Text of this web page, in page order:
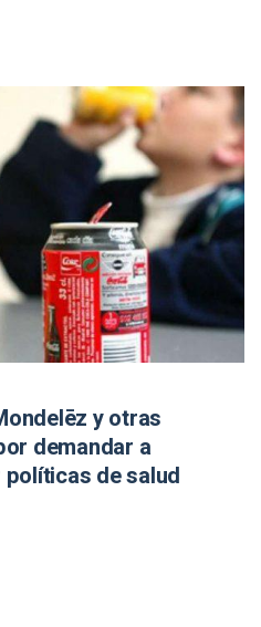
y otras
demandar a
de salud